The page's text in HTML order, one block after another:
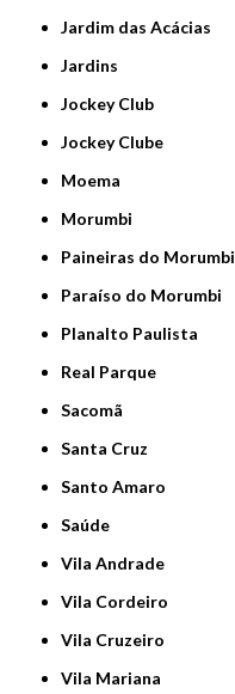
Jardim das Acácias
Jardins
Jockey Club
Jockey Clube
Moema
Morumbi
Paineiras do Morumbi
Paraíso do Morumbi
Planalto Paulista
Real Parque
Sacomã
Santa Cruz
Santo Amaro
Saúde
Vila Andrade
Vila Cordeiro
Vila Cruzeiro
Vila Mariana